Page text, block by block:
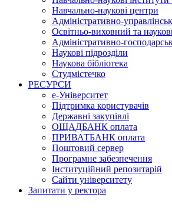
Навчально-наукові центри
Адміністративно-
Освітньо-виховний та
Адміністративно-
Наукові підрозділи
Наукова бібліотека
Студмістечко
РЕСУРСИ
е-Університет
Підтримка користувачів
Державні закупівлі
ОЩАДБАНК оплата
ПРИВАТБАНК оплата
Поштовий сервер
Програмне забезпечення
Інституційний репозитарій
Сайти університету
Запитати у ректора